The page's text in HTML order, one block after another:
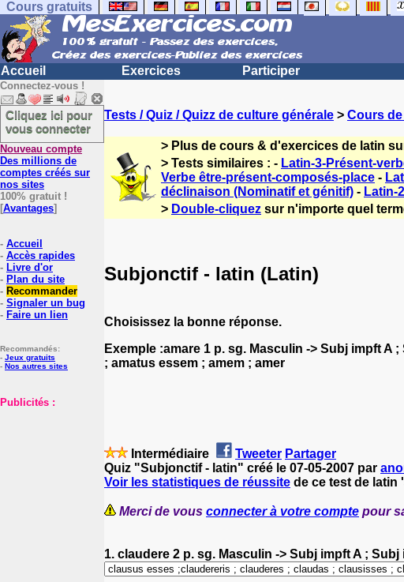
Cours gratuits
Accueil Exercices Participer
Connectez-vous !
Cliquez ici pour
vous connecter
Nouveau compte
Des millions de
comptes créés sur
nos sites
100% gratuit !
[Avantages]
- Accueil
- Accès rapides
- Livre d'or
- Plan du site
- Recommander
- Signaler un bug
- Faire un lien
Recommandés:
- Jeux gratuits
- Nos autres sites
Publicités :
Tests / Quiz / Quizz de culture générale > Cours
> Plus de cours & d'exercices de latin
> Tests similaires : - Latin-3-Présent-
Verbe être-présent-composés-place -
déclinaison (Nominatif et génitif) - Latin-
> Double-cliquez sur n'importe quel
Subjonctif - latin (Latin)
Choisissez la bonne réponse.
Exemple :amare 1 p. sg. Masculin -> Subj impft A
; amatus essem ; amem ; amer
Intermédiaire Tweeter Partager
Quiz "Subjonctif - latin" créé le 07-05-2007 par
Voir les statistiques de réussite de ce test de latin
Merci de vous connecter à votre compte pour
1. claudere 2 p. sg. Masculin -> Subj impft A ;